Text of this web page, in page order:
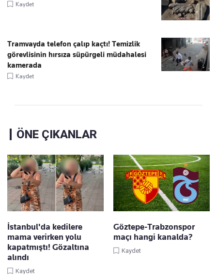
Kaydet
Tramvayda telefon çalıp kaçtı! Temizlik
görevlisinin hırsıza süpürgeli müdahalesi
kamerada
Kaydet
ÖNE ÇIKANLAR
İstanbul'da kedilere
mama verirken yolu
kapatmıştı! Gözaltına
alındı
Kaydet
Göztepe-Trabzonspor
maçı hangi kanalda?
Kaydet